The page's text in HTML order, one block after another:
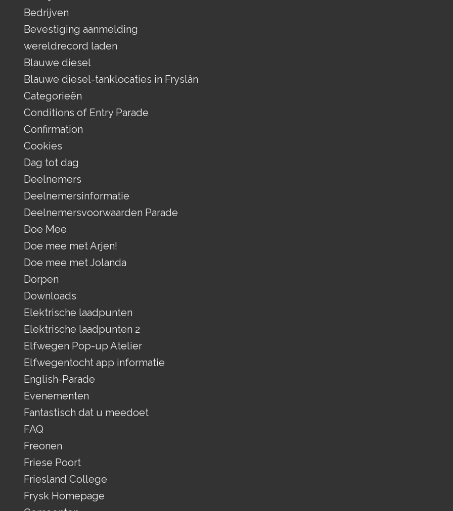
Bedrijven
Bevestiging aanmelding
wereldrecord laden
Blauwe diesel
Blauwe diesel-tanklocaties in Fryslân
Categorieën
Conditions of Entry Parade
Confirmation
Cookies
Dag tot dag
Deelnemers
Deelnemersinformatie
Deelnemersvoorwaarden Parade
Doe Mee
Doe mee met Arjen!
Doe mee met Jolanda
Dorpen
Downloads
Elektrische laadpunten
Elektrische laadpunten 2
Elfwegen Pop-up Atelier
Elfwegentocht app informatie
English-Parade
Evenementen
Fantastisch dat u meedoet
FAQ
Freonen
Friese Poort
Friesland College
Frysk Homepage